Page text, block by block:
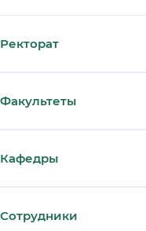
Ректорат
Факультеты
Кафедры
Сотрудники